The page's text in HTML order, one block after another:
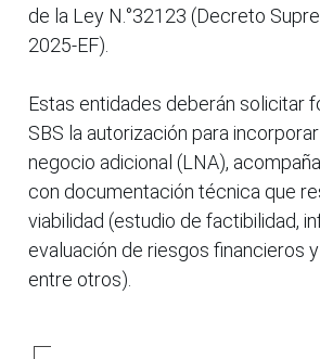
de la Ley N.°32123 (Decreto
2025-EF).
Estas entidades deberán solicitar
SBS la autorización para
negocio adicional (LNA),
con documentación técnica que
viabilidad (estudio de factibilidad,
evaluación de riesgos financieros
entre otros).